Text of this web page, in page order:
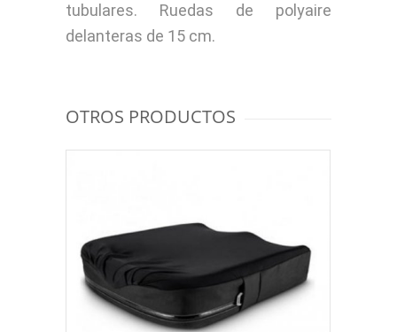
tubulares. Ruedas de polyaire
delanteras de 15 cm.
OTROS PRODUCTOS